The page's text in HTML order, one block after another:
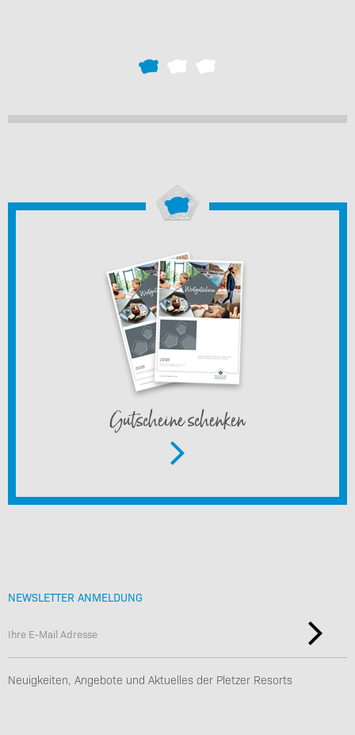
Gutscheine schenken
NEWSLETTER ANMELDUNG
Neuigkeiten, Angebote und Aktuelles der Pletzer Resorts